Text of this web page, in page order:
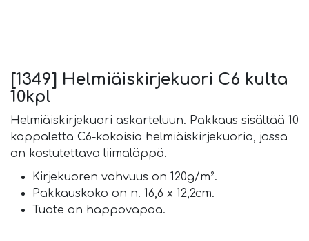
[1349] Helmiäiskirjekuori C6 kulta
10kpl
Helmiäiskirjekuori askarteluun. Pakkaus sisältää 10
kappaletta C6-kokoisia helmiäiskirjekuoria, jossa
on kostutettava liimaläppä.
Kirjekuoren vahvuus on 120g/m².
Pakkauskoko on n. 16,6 x 12,2cm.
Tuote on happovapaa.